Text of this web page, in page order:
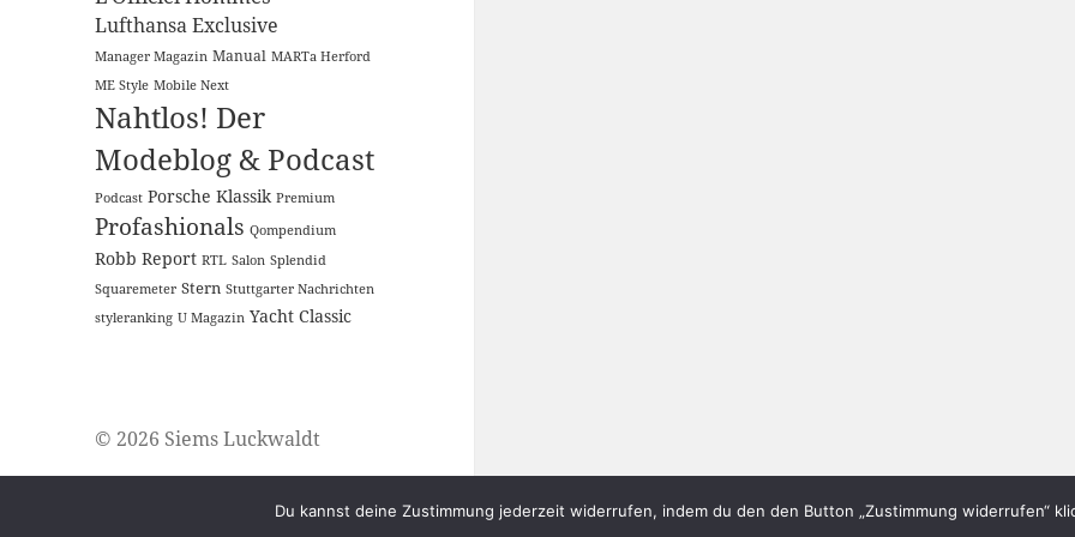
Lufthansa Exclusive
Manager Magazin Manual MARTa Herford
ME Style Mobile Next
Nahtlos! Der
Modeblog & Podcast
Podcast Porsche Klassik Premium
Profashionals Qompendium
Robb Report RTL Salon Splendid
Squaremeter Stern Stuttgarter Nachrichten
styleranking U Magazin Yacht Classic
© 2026 Siems Luckwaldt
Du kannst deine Zustimmung jederzeit widerrufen, indem du den den Button „Zustimmung widerrufen“